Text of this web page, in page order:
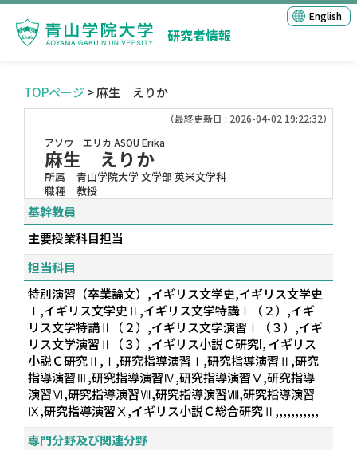
研究者情報
English
TOPページ > 麻生 えりか
（最終更新日 : 2026-04-02 19:22:32）
アソウ エリカ ASOU Erika
麻生 えりか
所属
青山学院大学 文学部 英米文学科
職種
教授
基幹教員
主要授業科目担当
担当科目
特別演習（卒業論文）,イギリス文学史,イギリス文学史
Ⅰ,イギリス文学史Ⅱ,イギリス文学特講Ⅰ（２）,イギ
リス文学特講Ⅱ（２）,イギリス文学演習Ⅰ（３）,イギ
リス文学演習Ⅱ（３）,イギリス小説Ｃ研究I, イギリス
小説Ｃ研究Ⅱ,Ⅰ,研究指導演習Ⅰ,研究指導演習Ⅱ,研究
指導演習Ⅲ,研究指導演習Ⅳ,研究指導演習Ⅴ,研究指導
演習Ⅵ,研究指導演習Ⅶ,研究指導演習Ⅷ,研究指導演習
Ⅸ,研究指導演習Ⅹ,イギリス小説Ｃ総合研究Ⅱ,,,,,,,,,,,
専門分野及び関連分野